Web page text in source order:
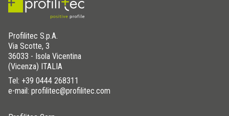
Profilitec S.p.A.
Via Scotte, 3
36033 - Isola Vicentina
(Vicenza) ITALIA
Tel: +39 0444 268311
e-mail: profilitec@profilitec.com